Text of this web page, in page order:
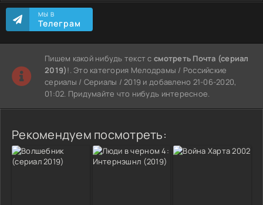
МЫ В
Телеграм
Пишем какой нибудь текст ссмотреть Почта (сериал
2019)!. Это категория Мелодрамы / Российские
сериалы / Сериалы / 2019 и добавлено 21-06-2020,
01:02. Придумайте что нибудь интересное.
Рекомендуем посмотреть: